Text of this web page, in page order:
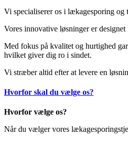
Vi specialiserer os i lækagesporing og
Vores innovative løsninger er
Med fokus på kvalitet og hurtighed
hvilket giver dig ro i sindet.
Vi stræber altid efter at levere en
Hvorfor skal du vælge os?
Hvorfor vælge os?
Når du vælger vores